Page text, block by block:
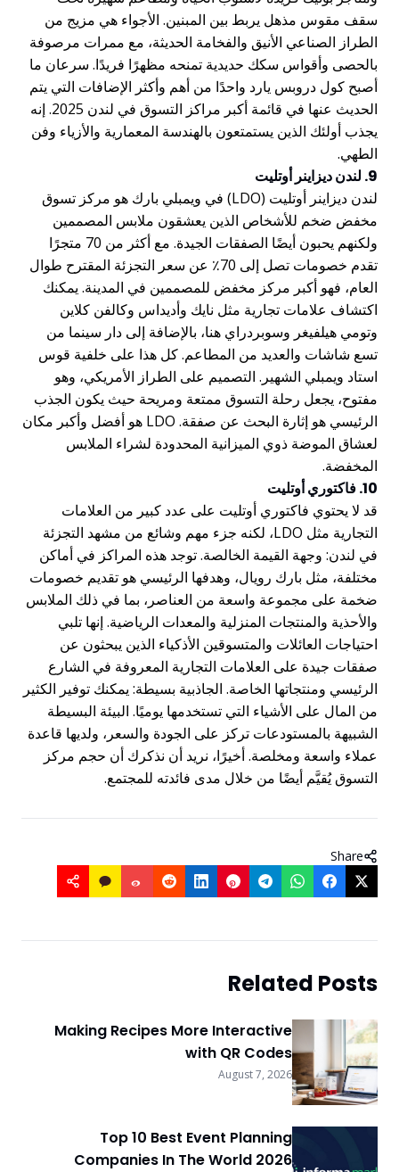
سقف مقوس مذهل يربط بين المبنين. الأجواء هي مزيج من
الطراز الصناعي الأنيق والفخامة الحديثة، مع ممرات مرصوفة
بالحصى وأقواس سكك حديدية تمنحه مظهرًا فريدًا. سرعان ما
أصبح كول دروبس يارد واحدًا من أهم وأكثر الإضافات التي يتم
الحديث عنها في قائمة أكبر مراكز التسوق في لندن 2025. إنه
يجذب أولئك الذين يستمتعون بالهندسة المعمارية والأزياء وفن
الطهي.
9. لندن ديزاينر أوتليت
لندن ديزاينر أوتليت (LDO) في ويمبلي بارك هو مركز تسوق
مخفض ضخم للأشخاص الذين يعشقون ملابس المصممين
ولكنهم يحبون أيضًا الصفقات الجيدة. مع أكثر من 70 متجرًا
تقدم خصومات تصل إلى 70٪ عن سعر التجزئة المقترح طوال
العام، فهو أكبر مركز مخفض للمصممين في المدينة. يمكنك
اكتشاف علامات تجارية مثل نايك وأديداس وكالفن كلاين
وتومي هيلفيغر وسوبردراي هنا، بالإضافة إلى دار سينما من
تسع شاشات والعديد من المطاعم. كل هذا على خلفية قوس
استاد ويمبلي الشهير. التصميم على الطراز الأمريكي، وهو
مفتوح، يجعل رحلة التسوق ممتعة ومريحة حيث يكون الجذب
الرئيسي هو إثارة البحث عن صفقة. LDO هو أفضل وأكبر مكان
لعشاق الموضة ذوي الميزانية المحدودة لشراء الملابس
المخفضة.
10. فاكتوري أوتليت
قد لا يحتوي فاكتوري أوتليت على عدد كبير من العلامات
التجارية مثل LDO، لكنه جزء مهم وشائع من مشهد التجزئة
في لندن: وجهة القيمة الخالصة. توجد هذه المراكز في أماكن
مختلفة، مثل بارك رويال، وهدفها الرئيسي هو تقديم خصومات
ضخمة على مجموعة واسعة من العناصر، بما في ذلك الملابس
والأحذية والمنتجات المنزلية والمعدات الرياضية. إنها تلبي
احتياجات العائلات والمتسوقين الأذكياء الذين يبحثون عن
صفقات جيدة على العلامات التجارية المعروفة في الشارع
الرئيسي ومنتجاتها الخاصة. الجاذبية بسيطة: يمكنك توفير الكثير
من المال على الأشياء التي تستخدمها يوميًا. البيئة البسيطة
الشبيهة بالمستودعات تركز على الجودة والسعر، ولديها قاعدة
عملاء واسعة ومخلصة. أخيرًا، نريد أن نذكرك أن حجم مركز
التسوق يُقيَّم أيضًا من خلال مدى فائدته للمجتمع.
Share
Related Posts
Making Recipes More Interactive
with QR Codes
August 7, 2026
Top 10 Best Event Planning
Companies In The World 2026